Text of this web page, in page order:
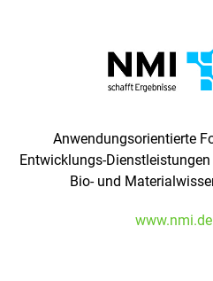
Anwendungsorientierte
Entwicklungs-
Bio- und
www.nmi.de